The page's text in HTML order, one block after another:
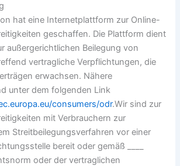
hat eine Internetplattform zur Online-
geschaffen. Die Plattform dient
außergerichtlichen Beilegung von
vertragliche Verpflichtungen, die
erwachsen. Nähere
unter dem folgenden Link
consumers/odr.Wir sind zur
mit Verbrauchern zur
Streitbeilegungsverfahren vor einer
bereit oder gemäß ____
oder der vertraglichen